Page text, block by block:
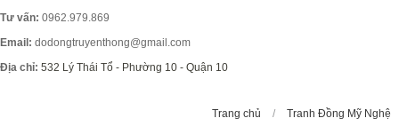
Tư vấn: 0962.979.869
Email: dodongtruyenthong@gmail.com
Địa chỉ: 532 Lý Thái Tổ - Phường 10 - Quận 10
Trang chủ / Tranh Đồng Mỹ Nghệ